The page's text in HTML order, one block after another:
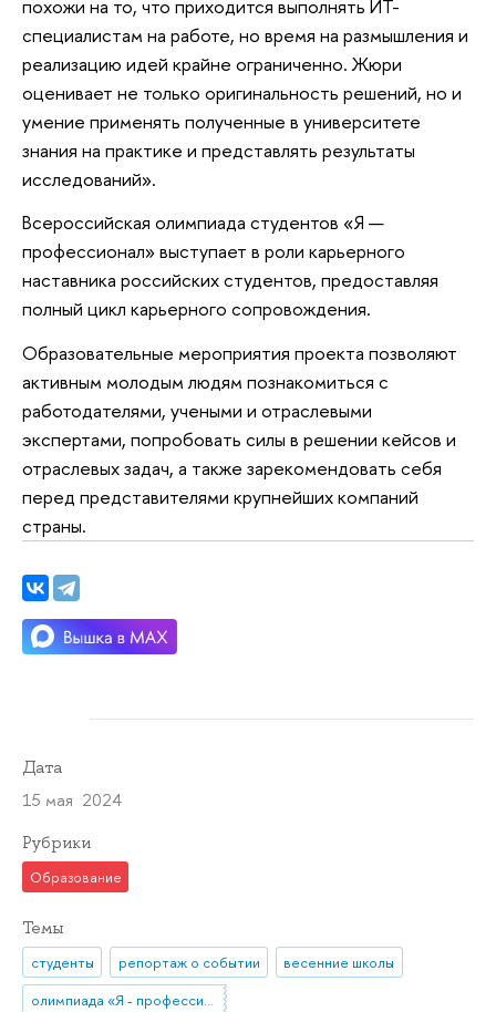
похожи на то, что приходится выполнять ИТ-
специалистам на работе, но время на размышления и
реализацию идей крайне ограниченно. Жюри
оценивает не только оригинальность решений, но и
умение применять полученные в университете
знания на практике и представлять результаты
исследований».
Всероссийская олимпиада студентов «Я —
профессионал» выступает в роли карьерного
наставника российских студентов, предоставляя
полный цикл карьерного сопровождения.
Образовательные мероприятия проекта позволяют
активным молодым людям познакомиться с
работодателями, учеными и отраслевыми
экспертами, попробовать силы в решении кейсов и
отраслевых задач, а также зарекомендовать себя
перед представителями крупнейших компаний
страны.
Дата
15 мая 2024
Рубрики
Образование
Темы
студенты репортаж о событии
весенние школы
олимпиада «Я - профессионал»